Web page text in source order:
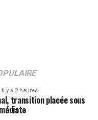
il y a 2 heures
transition placée sous